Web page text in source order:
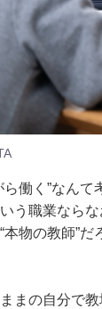
ら働く”なん
う職業なら
本物の教師”
まの自分で